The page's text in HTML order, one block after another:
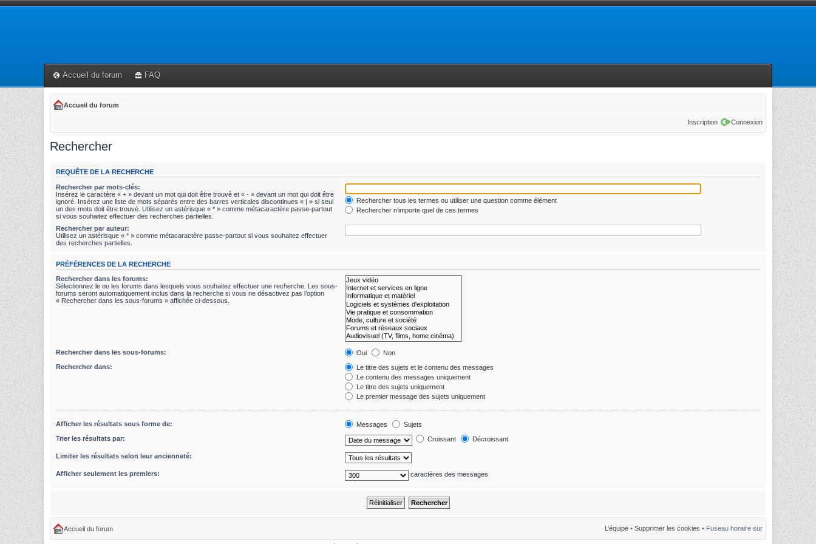
Accueil du forum FAQ
Accueil du forum
Inscription Connexion
Rechercher
REQUÊTE DE LA RECHERCHE
Rechercher par mots-clés:
Insérez le caractère « + » devant un mot qui doit être trouvé et « - » devant un mot qui doit être
ignoré. Insérez une liste de mots séparés entre des barres verticales discontinues « | » si seul
un des mots doit être trouvé. Utilisez un astérisque « * » comme métacaractère passe-partout
si vous souhaitez effectuer des recherches partielles.
Rechercher tous les termes ou utiliser une question comme élément
Rechercher n’importe quel de ces termes
Rechercher par auteur:
Utilisez un astérisque « * » comme métacaractère passe-partout si vous souhaitez effectuer
des recherches partielles.
PRÉFÉRENCES DE LA RECHERCHE
Rechercher dans les forums:
Sélectionnez le ou les forums dans lesquels vous souhaitez effectuer une recherche. Les sous-
forums seront automatiquement inclus dans la recherche si vous ne désactivez pas l’option
« Rechercher dans les sous-forums » affichée ci-dessous.
Rechercher dans les sous-forums: Oui
Non
Rechercher dans:
Le titre des sujets et le contenu des messages
Le contenu des messages uniquement
Le titre des sujets uniquement
Le premier message des sujets uniquement
Afficher les résultats sous forme de: Messages
Sujets
Trier les résultats par:
Croissant Décroissant
Limiter les résultats selon leur ancienneté:
Afficher seulement les premiers: caractères des messages
Accueil du forum L’équipe • Supprimer les cookies • Fuseau horaire sur